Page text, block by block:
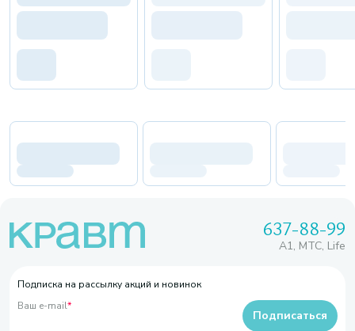
637-88-99
A1, МТС, Life
Подписка на рассылку акций и новинок
Ваш e-mail*
Подписаться